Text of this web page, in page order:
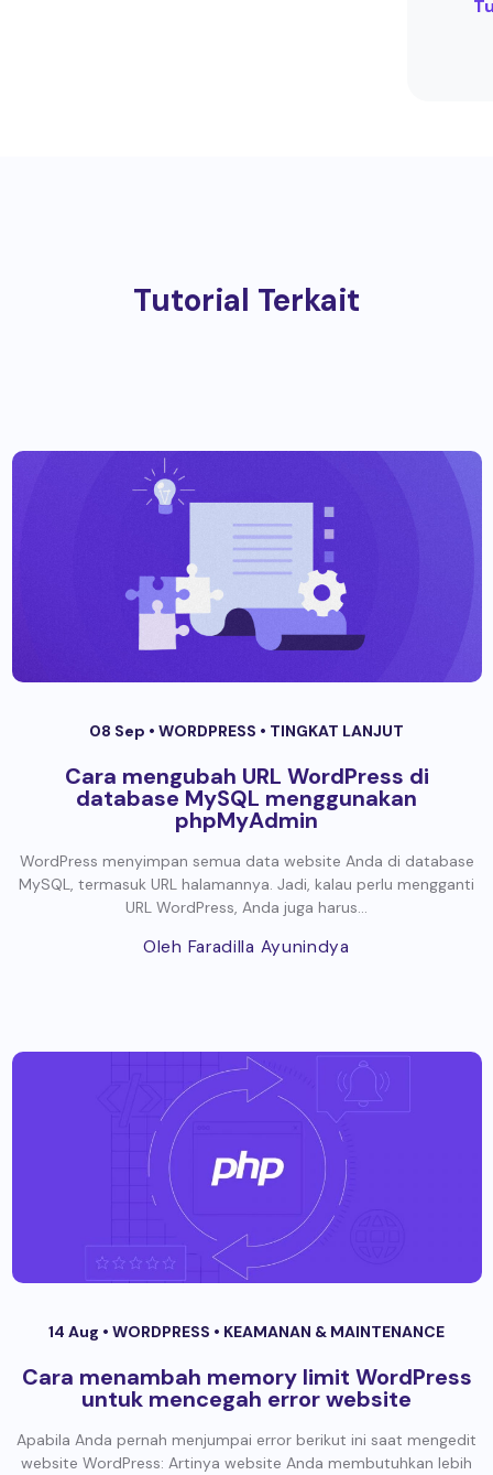
Tutorial Terkait
08 Sep • WORDPRESS • TINGKAT LANJUT
Cara mengubah URL WordPress di
database MySQL menggunakan
phpMyAdmin
WordPress menyimpan semua data website Anda di database
MySQL, termasuk URL halamannya. Jadi, kalau perlu mengganti
URL WordPress, Anda juga harus...
Oleh Faradilla Ayunindya
14 Aug • WORDPRESS • KEAMANAN & MAINTENANCE
Cara menambah memory limit WordPress
untuk mencegah error website
Apabila Anda pernah menjumpai error berikut ini saat mengedit
website WordPress: Artinya website Anda membutuhkan lebih